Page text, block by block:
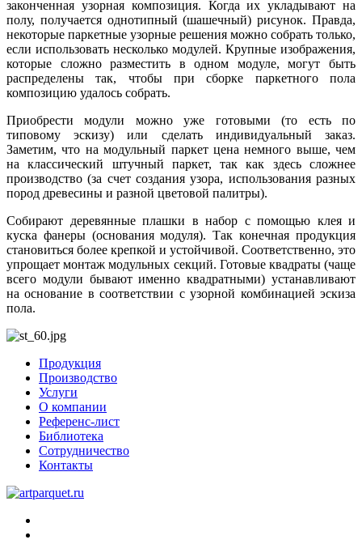
законченная узорная композиция. Когда их укладывают на
полу, получается однотипный (шашечный) рисунок. Правда,
некоторые паркетные узорные решения можно собрать только,
если использовать несколько модулей. Крупные изображения,
которые сложно разместить в одном модуле, могут быть
распределены так, чтобы при сборке паркетного пола
композицию удалось собрать.
Приобрести модули можно уже готовыми (то есть по
типовому эскизу) или сделать индивидуальный заказ.
Заметим, что на модульный паркет цена немного выше, чем
на классический штучный паркет, так как здесь сложнее
производство (за счет создания узора, использования разных
пород древесины и разной цветовой палитры).
Собирают деревянные плашки в набор с помощью клея и
куска фанеры (основания модуля). Так конечная продукция
становиться более крепкой и устойчивой. Соответственно, это
упрощает монтаж модульных секций. Готовые квадраты (чаще
всего модули бывают именно квадратными) устанавливают
на основание в соответствии с узорной комбинацией эскиза
пола.
Продукция
Производство
Услуги
О компании
Референс-лист
Библиотека
Сотрудничество
Контакты